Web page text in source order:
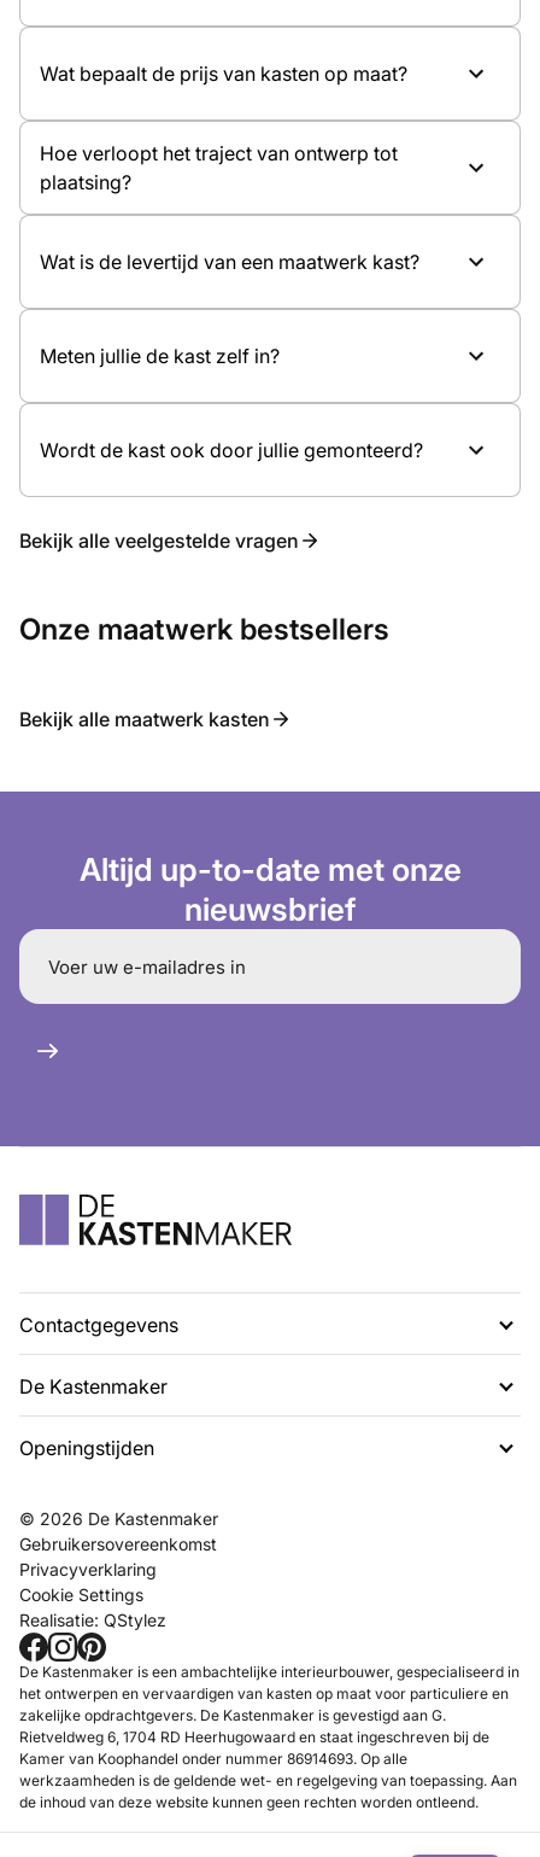
Wat bepaalt de prijs van kasten op maat?
Afmetingen van de kast
Type deuren, zoals draaideuren of schuifdeuren
Eventuele verlichting
Hoe verloopt het traject van ontwerp tot
plaatsing?
Inmeten en professionele montage
Wat is de levertijd van een maatwerk kast?
Meten jullie de kast zelf in?
Wordt de kast ook door jullie gemonteerd?
Bekijk alle veelgestelde vragen
Onze maatwerk bestsellers
Bekijk alle maatwerk kasten
Altijd up-to-date met onze
nieuwsbrief
Contactgegevens
G. Rietveldweg 6
1703 DD Heerhugowaard
072 574 48 54
De Kastenmaker
Over ons
Contact
Inspiratie
FAQ
Werken bij
Showroom
Maak een afspraak
Openingstijden
Dinsdag t/m Zaterdag
tussen 10.00 en 17.00 uur.
© 2026 De Kastenmaker
Gebruikersovereenkomst
Privacyverklaring
Cookie Settings
Realisatie: QStylez
De Kastenmaker is een ambachtelijke interieurbouwer, gespecialiseerd in
het ontwerpen en vervaardigen van kasten op maat voor particuliere en
zakelijke opdrachtgevers. De Kastenmaker is gevestigd aan G.
Rietveldweg 6, 1704 RD Heerhugowaard en staat ingeschreven bij de
Kamer van Koophandel onder nummer 86914693. Op alle
werkzaamheden is de geldende wet- en regelgeving van toepassing. Aan
de inhoud van deze website kunnen geen rechten worden ontleend.